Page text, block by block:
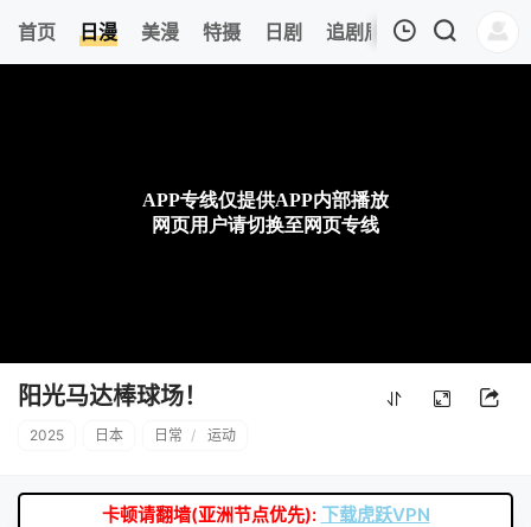
首页 日漫 美漫 特摄 日剧 追剧周表 今日更新
阳光马达棒球场！
2025 日本 日常 / 运动
卡顿请翻墙(亚洲节点优先): 下载虎跃VPN